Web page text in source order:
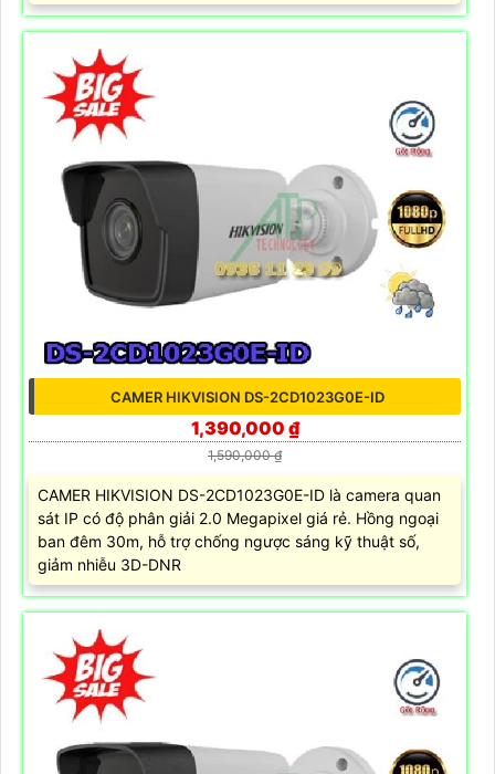
CAMER HIKVISION DS-2CD1023G0E-ID
1,390,000 ₫
1,590,000 ₫
CAMER HIKVISION DS-2CD1023G0E-ID là camera quan
sát IP có độ phân giải 2.0 Megapixel giá rẻ. Hồng ngoại
ban đêm 30m, hỗ trợ chống ngược sáng kỹ thuật số,
giảm nhiễu 3D-DNR